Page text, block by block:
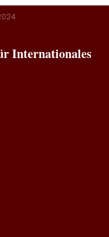
Internationales